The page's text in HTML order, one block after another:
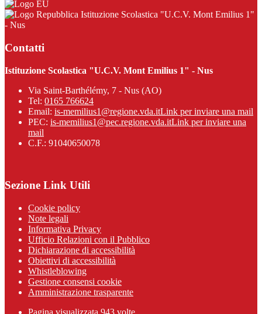
Istituzione Scolastica "U.C.V. Mont Emilius 1"
- Nus
Contatti
Istituzione Scolastica "U.C.V. Mont Emilius 1" - Nus
Via Saint-Barthélémy, 7 - Nus (AO)
Tel: 0165 766624
Email: is-memilius1@regione.vda.itLink per inviare una mail
PEC: is-memilius1@pec.regione.vda.itLink per inviare una
mail
C.F.: 91040650078
Sezione Link Utili
Cookie policy
Note legali
Informativa Privacy
Ufficio Relazioni con il Pubblico
Dichiarazione di accessibilità
Obiettivi di accessibilità
Whistleblowing
Gestione consensi cookie
Amministrazione trasparente
Pagina visualizzata 943 volte